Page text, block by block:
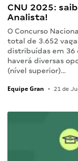
CNU 2025:
Analista!
O Concurso
total de 3.652
distribuídas em 36
haverá diversas
(nível superior)…
Equipe Gran • 21 de